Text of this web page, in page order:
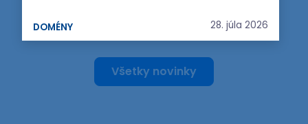
DOMÉNY 28. júla 2026
Všetky novinky